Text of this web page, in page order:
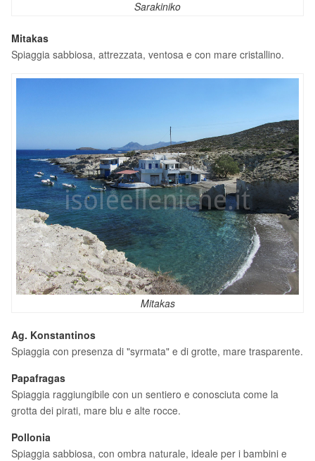
Sarakiniko
Mitakas
Spiaggia sabbiosa, attrezzata, ventosa e con mare cristallino.
Mitakas
Ag. Konstantinos
Spiaggia con presenza di "syrmata" e di grotte, mare trasparente.
Papafragas
Spiaggia raggiungibile con un sentiero e conosciuta come la
grotta dei pirati, mare blu e alte rocce.
Pollonia
Spiaggia sabbiosa, con ombra naturale, ideale per i bambini e